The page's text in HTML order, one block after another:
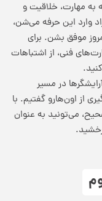
به مهارت، خلاقیت و
وارد این حرفه می‌شن،
موفق بشن. برای
فنی، از اشتباهات
از آرایشگرها در مسیر
از اون‌هارو گفتیم. با
می‌تونید به عنوان